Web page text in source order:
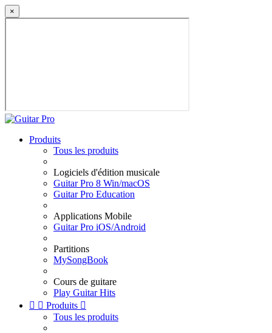
×
Produits
Tous les produits
Logiciels d'édition musicale
Guitar Pro 8 Win/macOS
Guitar Pro Education
Applications Mobile
Guitar Pro iOS/Android
Partitions
MySongBook
Cours de guitare
Play Guitar Hits
  Produits 
Tous les produits